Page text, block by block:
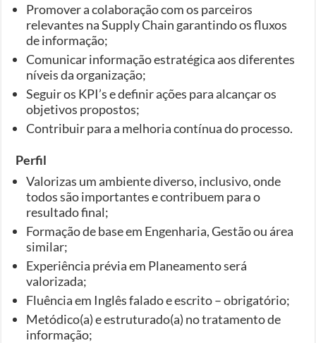
Promover a colaboração com os parceiros
relevantes na Supply Chain garantindo os fluxos
de informação;
Comunicar informação estratégica aos diferentes
níveis da organização;
Seguir os KPI’s e definir ações para alcançar os
objetivos propostos;
Contribuir para a melhoria contínua do processo.
Perfil
Valorizas um ambiente diverso, inclusivo, onde
todos são importantes e contribuem para o
resultado final;
Formação de base em Engenharia, Gestão ou área
similar;
Experiência prévia em Planeamento será
valorizada;
Fluência em Inglês falado e escrito – obrigatório;
Metódico(a) e estruturado(a) no tratamento de
informação;